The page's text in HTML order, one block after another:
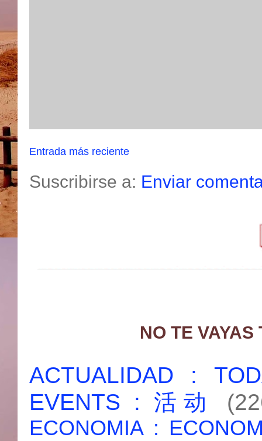
Entrada más reciente
Suscribirse a: Enviar
NO TE
ACTUALIDAD :
EVENTS : 活动
ECONOMIA :